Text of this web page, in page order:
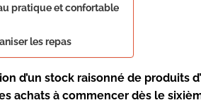
pratique et confortable
les repas
d’un stock raisonné de produits
achats à commencer dès le